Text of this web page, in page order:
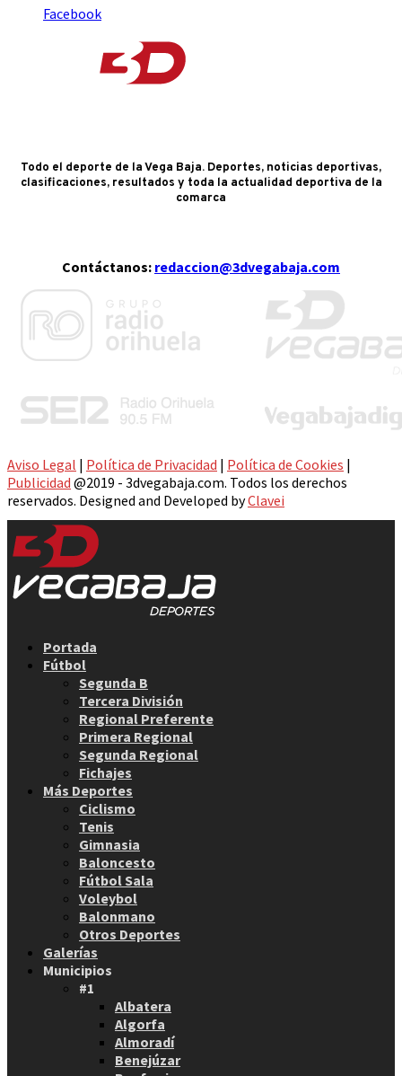
Facebook
Todo el deporte de la Vega Baja. Deportes, noticias deportivas,
clasificaciones, resultados y toda la actualidad deportiva de la
comarca
Contáctanos: redaccion@3dvegabaja.com
Aviso Legal | Política de Privacidad | Política de Cookies |
Publicidad @2019 - 3dvegabaja.com. Todos los derechos
reservados. Designed and Developed byClavei
Portada
Fútbol
Segunda B
Tercera División
Regional Preferente
Primera Regional
Segunda Regional
Fichajes
Más Deportes
Ciclismo
Tenis
Gimnasia
Baloncesto
Fútbol Sala
Voleybol
Balonmano
Otros Deportes
Galerías
Municipios
#1
Albatera
Algorfa
Almoradí
Benejúzar